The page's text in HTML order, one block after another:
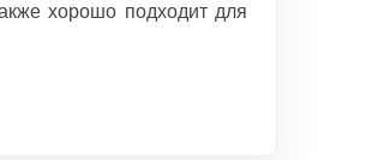
хорошо подходит для